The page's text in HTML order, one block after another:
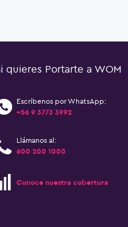
quieres Portarte a WOM
Escríbenos por WhatsApp:
+56 9 3773 3992
Llámanos al:
600 200 1000
Conoce nuestra cobertura